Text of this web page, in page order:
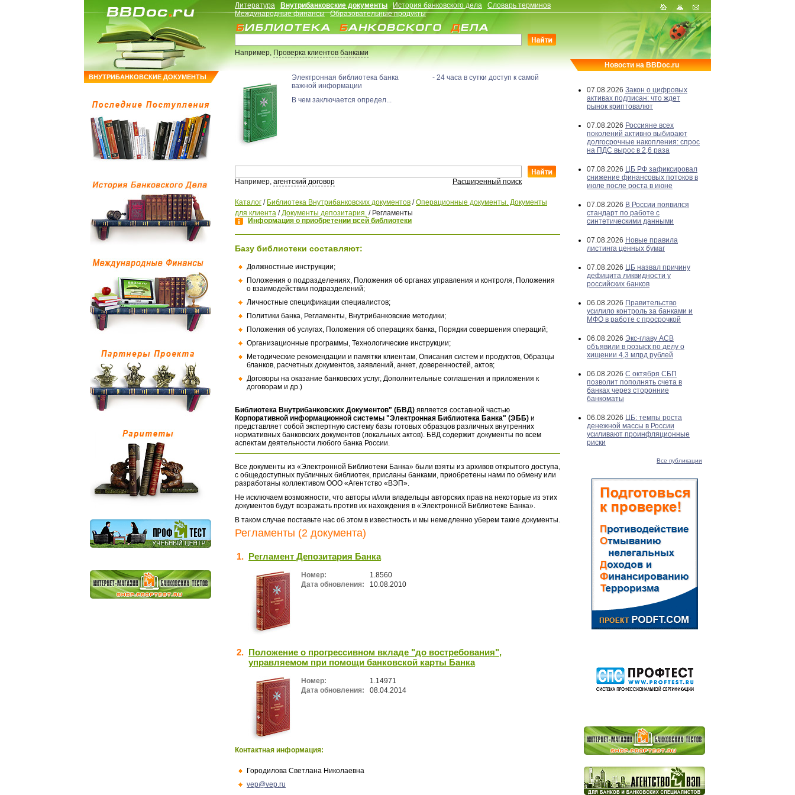
ВНУТРИБАНКОВСКИЕ ДОКУМЕНТЫ
Литература Внутрибанковские документы История банковского дела
Словарь терминов
Международные финансы
Образовательные продукты
Например,Проверка клиентов банками
Электронная библиотека банка - 24 часа в сутки доступ к самой
важной информации
В чем заключается определ...
Например, агентский договор Расширенный поиск
Каталог / Библиотека Внутрибанковских документов /Операционные документы. Документы
для клиента /Документы депозитария. / Регламенты
Информация о приобретении всей библиотеки
Базу библиотеки составляют:
Должностные инструкции;
Положения о подразделениях, Положения об органах управления и контроля, Положения
о взаимодействии подразделений;
Личностные спецификации специалистов;
Политики банка, Регламенты, Внутрибанковские методики;
Положения об услугах, Положения об операциях банка, Порядки совершения операций;
Организационные программы, Технологические инструкции;
Методические рекомендации и памятки клиентам, Описания систем и продуктов, Образцы
бланков, расчетных документов, заявлений, анкет, доверенностей, актов;
Договоры на оказание банковских услуг, Дополнительные соглашения и приложения к
договорам и др.)
Библиотека Внутрибанковских Документов" (БВД) является составной частью
Корпоративной информационной системы "Электронная Библиотека Банка" (ЭББ) и
представляет собой экспертную систему базы готовых образцов различных внутренних
нормативных банковских документов (локальных актов). БВД содержит документы по всем
аспектам деятельности любого банка России.
Все документы из «Электронной Библиотеки Банка» были взяты из архивов открытого доступа,
с общедоступных публичных библиотек, присланы банками, приобретены нами по обмену или
разработаны коллективом ООО «Агентство «ВЭП».
Не исключаем возможности, что авторы и/или владельцы авторских прав на некоторые из этих
документов будут возражать против их нахождения в «Электронной Библиотеке Банка».
В таком случае поставьте нас об этом в известность и мы немедленно уберем такие документы.
Регламенты (2 документа)
1. Регламент Депозитария Банка
Номер:
1.8560
Дата обновления:
10.08.2010
2. Положение о прогрессивном вкладе "до востребования",
управляемом при помощи банковской карты Банка
Номер:
1.14971
Дата обновления:
08.04.2014
Контактная информация:
Городилова Светлана Николаевна
vep@vep.ru
Новости на BBDoc.ru
07.08.2026 Закон о цифровых
активах подписан: что ждет
рынок криптовалют
07.08.2026 Россияне всех
поколений активно выбирают
долгосрочные накопления: спрос
на ПДС вырос в 2,6 раза
07.08.2026 ЦБ РФ зафиксировал
снижение финансовых потоков в
июле после роста в июне
07.08.2026 В России появился
стандарт по работе с
синтетическими данными
07.08.2026 Новые правила
листинга ценных бумаг
07.08.2026 ЦБ назвал причину
дефицита ликвидности у
российских банков
06.08.2026 Правительство
усилило контроль за банками и
МФО в работе с просрочкой
06.08.2026 Экс-главу АСВ
объявили в розыск по делу о
хищении 4,3 млрд рублей
06.08.2026 С октября СБП
позволит пополнять счета в
банках через сторонние
банкоматы
06.08.2026 ЦБ: темпы роста
денежной массы в России
усиливают проинфляционные
риски
Все публикации